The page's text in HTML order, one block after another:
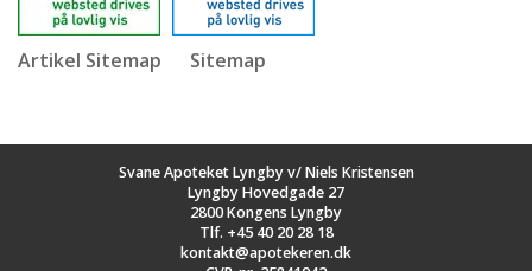
Artikel Sitemap Sitemap
Svane Apoteket Lyngby v/ Niels Kristensen
Lyngby Hovedgade 27
2800 Kongens Lyngby
Tlf. +45 40 20 28 18
kontakt@apotekeren.dk